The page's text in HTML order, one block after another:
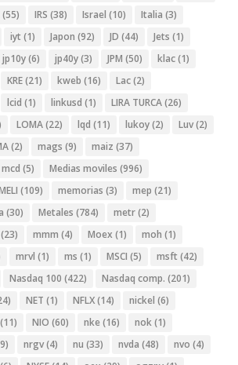
(55) IRS (38) Israel (10) Italia (3)
iyt (1) Japon (92) JD (44) Jets (1)
jp10y(6) jp40y(3) JPM (50) klac(1)
KRE(21) kweb (16) Lac(2)
lcid (1) linkusd (1) LIRA TURCA(26)
LOMA(22) lqd (11) lukoy(2) Luv(2)
(2) mags (9) maiz (37)
mcd (5) Medias moviles (996)
(109) memorias (3) mep (21)
(30) Metales (784) metr(2)
(23) mmm (4) Moex (1) moh (1)
mrvl (1) ms (1) MSCI (5) msft (42)
Nasdaq 100 (422) Nasdaq comp. (201)
NET (1) NFLX(14) nickel (6)
(11) NIO (60) nke (16) nok(1)
nrgv(4) nu (33) nvda (48) nvo (4)